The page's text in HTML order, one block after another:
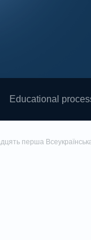
Educational
перша